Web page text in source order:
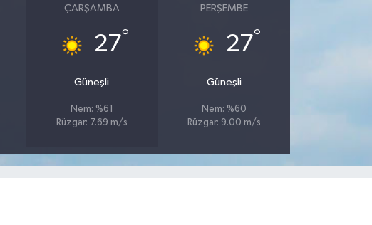
ÇARŞAMBA
27°
Güneşli
Nem: %61
Rüzgar: 7.69 m/s
PERŞEMBE
27°
Güneşli
Nem: %60
Rüzgar: 9.00 m/s